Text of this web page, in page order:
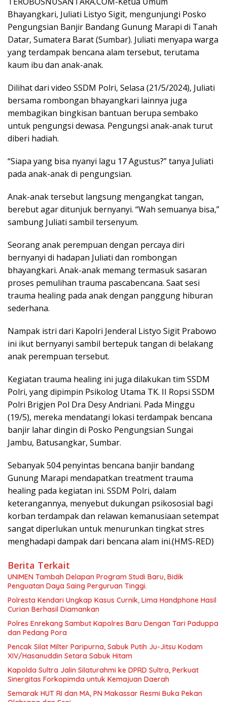
Bhayangkari, Juliati Listyo Sigit, mengunjungi Posko
Pengungsian Banjir Bandang Gunung Marapi di Tanah
Datar, Sumatera Barat (Sumbar). Juliati menyapa warga
yang terdampak bencana alam tersebut, terutama
kaum ibu dan anak-anak.
Dilihat dari video SSDM Polri, Selasa (21/5/2024), Juliati
bersama rombongan bhayangkari lainnya juga
membagikan bingkisan bantuan berupa sembako
untuk pengungsi dewasa. Pengungsi anak-anak turut
diberi hadiah.
“Siapa yang bisa nyanyi lagu 17 Agustus?” tanya Juliati
pada anak-anak di pengungsian.
Anak-anak tersebut langsung mengangkat tangan,
berebut agar ditunjuk bernyanyi. “Wah semuanya bisa,”
sambung Juliati sambil tersenyum.
Seorang anak perempuan dengan percaya diri
bernyanyi di hadapan Juliati dan rombongan
bhayangkari. Anak-anak memang termasuk sasaran
proses pemulihan trauma pascabencana. Saat sesi
trauma healing pada anak dengan panggung hiburan
sederhana.
Nampak istri dari Kapolri Jenderal Listyo Sigit Prabowo
ini ikut bernyanyi sambil bertepuk tangan di belakang
anak perempuan tersebut.
Kegiatan trauma healing ini juga dilakukan tim SSDM
Polri, yang dipimpin Psikolog Utama TK. II Ropsi SSDM
Polri Brigjen Pol Dra Desy Andriani. Pada Minggu
(19/5), mereka mendatangi lokasi terdampak bencana
banjir lahar dingin di Posko Pengungsian Sungai
Jambu, Batusangkar, Sumbar.
Sebanyak 504 penyintas bencana banjir bandang
Gunung Marapi mendapatkan treatment trauma
healing pada kegiatan ini. SSDM Polri, dalam
keterangannya, menyebut dukungan psikososial bagi
korban terdampak dan relawan kemanusiaan setempat
sangat diperlukan untuk menurunkan tingkat stres
menghadapi dampak dari bencana alam ini.(HMS-RED)
Berita Terkait
UNIMEN Tambah Delapan Program Studi Baru, Bidik
Penguatan Daya Saing Perguruan Tinggi.
Polresta Kendari Ungkap Kasus Curnik, Lima Handphone Hasil
Curian Berhasil Diamankan
Polres Enrekang Sambut Kapolres Baru Dengan Tari Paduppa
dan Pedang Pora
Pencak Silat Milter Paripurna, Sabuk Putih Ju-Jitsu Kodam
XIV/Hasanuddin Setara Sabuk Hitam
Kapolda Sultra Jalin Silaturahmi ke DPRD Sultra, Perkuat
Sinergitas Forkopimda untuk Kemajuan Daerah
Semarak HUT RI dan MA, PN Makassar Resmi Buka Pekan